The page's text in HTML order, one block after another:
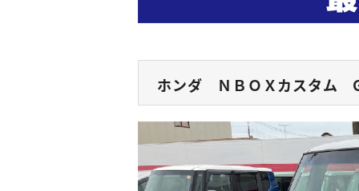
ホンダ ＮＢＯＸカスタム